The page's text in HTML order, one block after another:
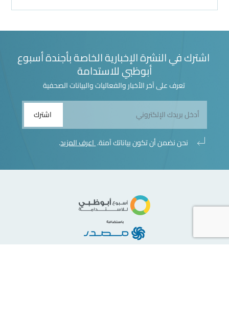
اشترك في النشرة الإخبارية الخاصة بأجندة أسبوع
أبوظبي للاستدامة
تعرف على آخر الأخبار والفعاليات والبيانات الصحفية
اشترك
نحن نضمن أن تكون بياناتك آمنة.اعرف المزيد.